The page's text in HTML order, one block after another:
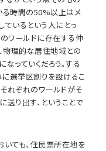
る時間の50%以上はメ
いるという人にとっ
ワールドに存在する仲
物理的な居住地域との
っていくだろう。する
に選挙区割りを設けるこ
それぞれのワールドがそ
り出す、ということで
いても、住民票所在地を